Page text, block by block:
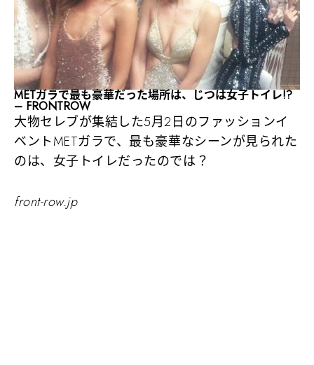
METガラで最も豪華だった場所は、じつは女子トイレ!?
– FRONTROW
大物セレブが集結した5月2日のファッションイ
ベントMETガラで、最も豪華なシーンが見られた
のは、女子トイレだったのでは？
front-row.jp